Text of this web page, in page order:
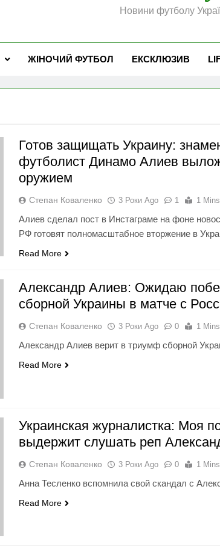
Новини футболу
ЖІНОЧИЙ ФУТБОЛ ЕКСКЛЮЗИВ
Готов защищать Украину:
футболист Динамо Алиев
оружием
Степан Коваленко 3 Роки Ago 1 1 Mins
Алиев сделал пост в Инстаграме на фоне
РФ готовят полномасштабное вторжение в
Read More
Александр Алиев: Ожидаю
сборной Украины в матче с
Степан Коваленко 3 Роки Ago 0 1 Mins
Александр Алиев верит в триумф сборной
Read More
Украинская журналистка: Моя
выдержит слушать реп
Степан Коваленко 3 Роки Ago 0 1 Mins
Анна Тесленко вспомнила свой скандал с
Read More